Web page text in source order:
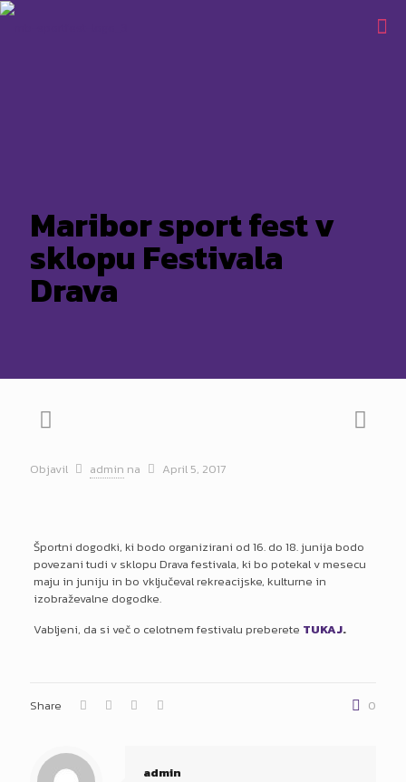
Maribor sport fest v
sklopu Festivala
Drava
Objavil admin na April 5, 2017
Športni dogodki, ki bodo organizirani od 16. do 18. junija bodo
povezani tudi v sklopu Drava festivala, ki bo potekal v mesecu
maju in juniju in bo vključeval rekreacijske, kulturne in
izobraževalne dogodke.
Vabljeni, da si več o celotnem festivalu preberete TUKAJ.
Share 0
admin